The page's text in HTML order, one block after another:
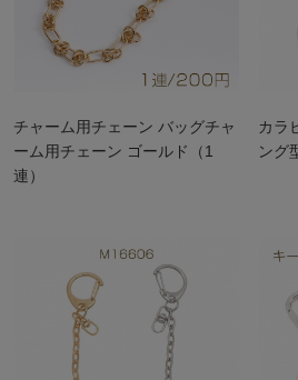
チャーム用チェーン バッグチャ
ーム用チェーン ゴールド（1
連）
カラ
ング